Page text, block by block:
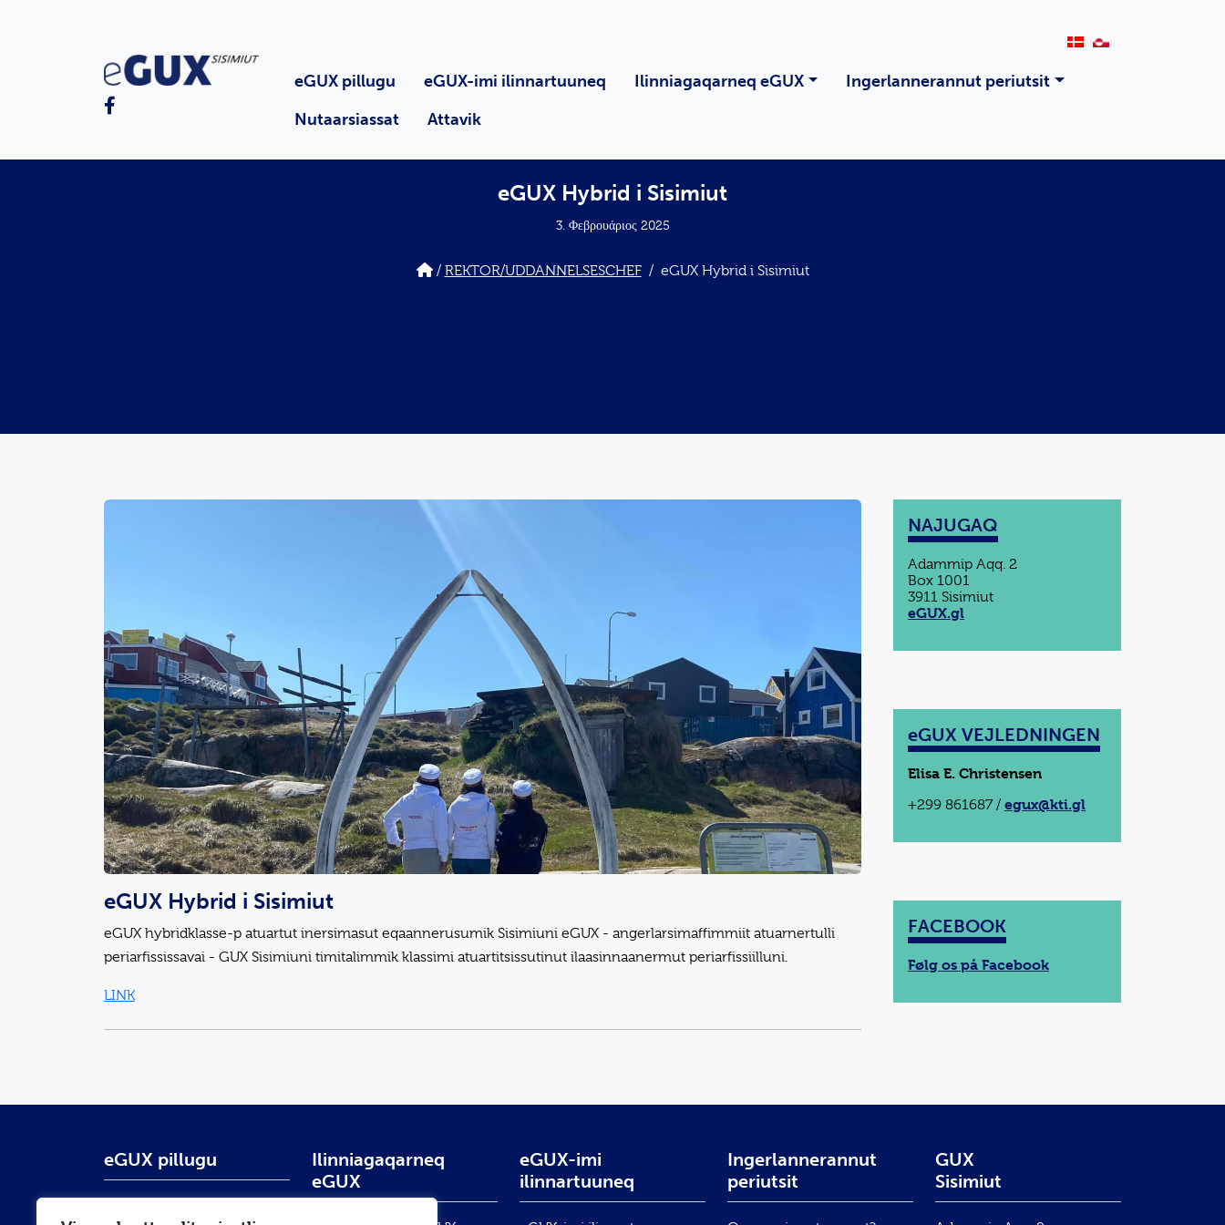
eGUX pillugu eGUX-imi ilinnartuuneq Ilinniagaqarneq eGUX
Ingerlannerannut periutsit
Nutaarsiassat
Attavik
eGUX Hybrid i Sisimiut
3. Φεβρουάριος 2025
/ REKTOR/UDDANNELSESCHEF / eGUX Hybrid i Sisimiut
eGUX Hybrid i Sisimiut
eGUX hybridklasse-p atuartut inersimasut eqaannerusumik Sisimiuni eGUX - angerlarsimaffimmiit atuarnertulli
periarfississavai - GUX Sisimiuni timitalimmik klassimi atuartitsissutinut ilaasinnaanermut periarfissiilluni.
LINK
NAJUGAQ
Adammip Aqq. 2
Box 1001
3911 Sisimiut
eGUX.gl
eGUX VEJLEDNINGEN
Elisa E. Christensen
+299 861687 / egux@kti.gl
FACEBOOK
Følg os på Facebook
eGUX pillugu
Ilinniagaqarneq
eGUX
eGUX-imi
ilinnartuuneq
Ingerlannerannut
periutsit
GUX
Sisimiut